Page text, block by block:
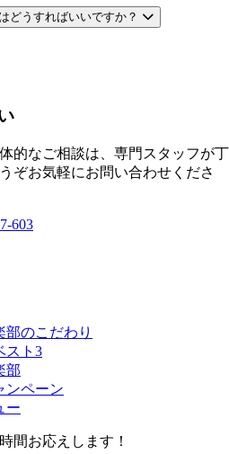
どうすればいいですか？
的なご相談は、専門スタッフが丁
ぞお気軽にお問い合わせくださ
603
間お応えします！